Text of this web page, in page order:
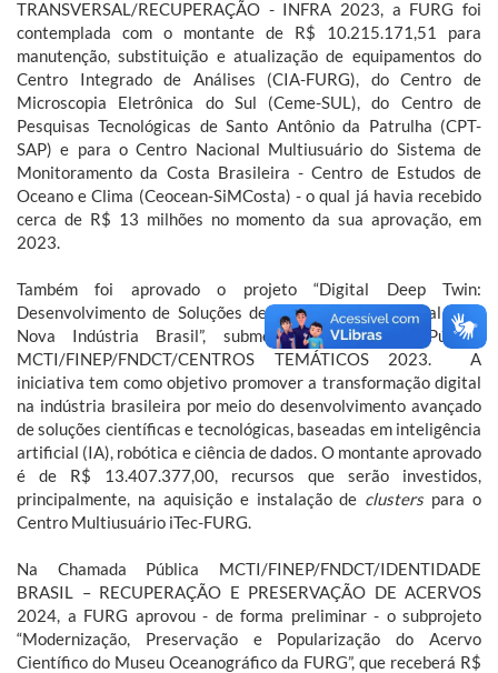
TRANSVERSAL/RECUPERAÇÃO - INFRA 2023, a FURG foi
contemplada com o montante de R$ 10.215.171,51 para
manutenção, substituição e atualização de equipamentos do
Centro Integrado de Análises (CIA-FURG), do Centro de
Microscopia Eletrônica do Sul (Ceme-SUL), do Centro de
Pesquisas Tecnológicas de Santo Antônio da Patrulha (CPT-
SAP) e para o Centro Nacional Multiusuário do Sistema de
Monitoramento da Costa Brasileira - Centro de Estudos de
Oceano e Clima (Ceocean-SiMCosta) - o qual já havia recebido
cerca de R$ 13 milhões no momento da sua aprovação, em
2023.
Também foi aprovado o projeto “Digital Deep Twin:
Desenvolvimento de Soluções de Transformação Digital para
Nova Indústria Brasil”, submetido à Cahamda Pública
MCTI/FINEP/FNDCT/CENTROS TEMÁTICOS 2023. A
iniciativa tem como objetivo promover a transformação digital
na indústria brasileira por meio do desenvolvimento avançado
de soluções científicas e tecnológicas, baseadas em inteligência
artificial (IA), robótica e ciência de dados. O montante aprovado
é de R$ 13.407.377,00, recursos que serão investidos,
principalmente, na aquisição e instalação de clusterspara o
Centro Multiusuário iTec-FURG.
Na Chamada Pública MCTI/FINEP/FNDCT/IDENTIDADE
BRASIL – RECUPERAÇÃO E PRESERVAÇÃO DE ACERVOS
2024, a FURG aprovou - de forma preliminar - o subprojeto
“Modernização, Preservação e Popularização do Acervo
Científico do Museu Oceanográfico da FURG”, que receberá R$